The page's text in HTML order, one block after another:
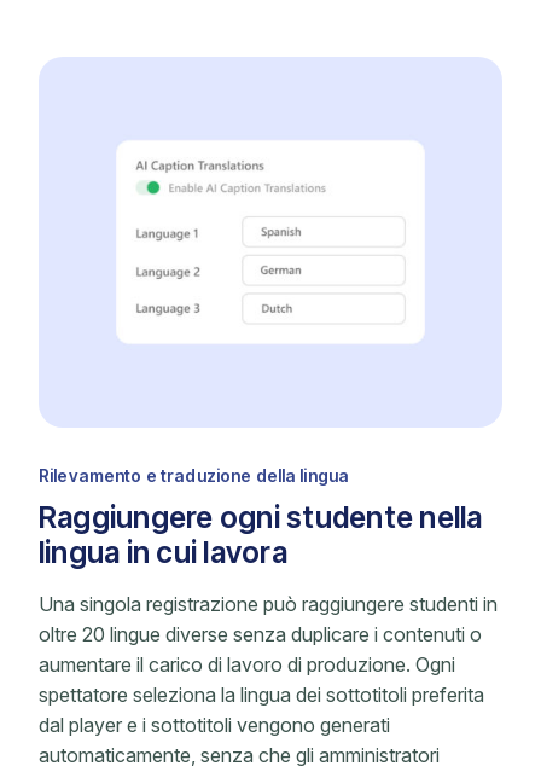
Rilevamento e traduzione della lingua
Raggiungere ogni studente nella
lingua in cui lavora
Una singola registrazione può raggiungere studenti in
oltre 20 lingue diverse senza duplicare i contenuti o
aumentare il carico di lavoro di produzione. Ogni
spettatore seleziona la lingua dei sottotitoli preferita
dal player e i sottotitoli vengono generati
automaticamente, senza che gli amministratori